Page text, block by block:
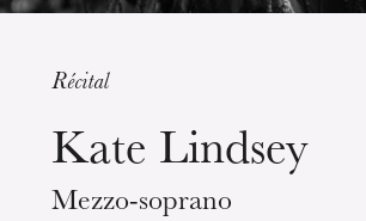
mercredi 19 août 2026
Récital
Kate Lindsey
Mezzo-soprano